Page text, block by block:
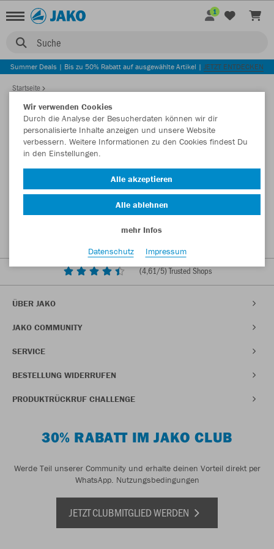
Suche
1
Summer Deals | Bis zu 50% Rabatt auf ausgewählte Artikel | JETZT ENTDECKEN
Startseite
(4,61/5) Trusted Shops
ÜBER JAKO
JAKO COMMUNITY
SERVICE
BESTELLUNG WIDERRUFEN
PRODUKTRÜCKRUF CHALLENGE
30% RABATT IM JAKO CLUB
Werde Teil unserer Community und erhalte deinen Vorteil direkt per
WhatsApp. Nutzungsbedingungen
JETZT CLUBMITGLIED WERDEN
Wir verwenden Cookies
Durch die Analyse der Besucherdaten können wir dir
personalisierte Inhalte anzeigen und unsere Website
verbessern. Weitere Informationen zu den Cookies findest Du
in den Einstellungen.
Alle akzeptieren
Alle ablehnen
mehr Infos
Datenschutz
Impressum